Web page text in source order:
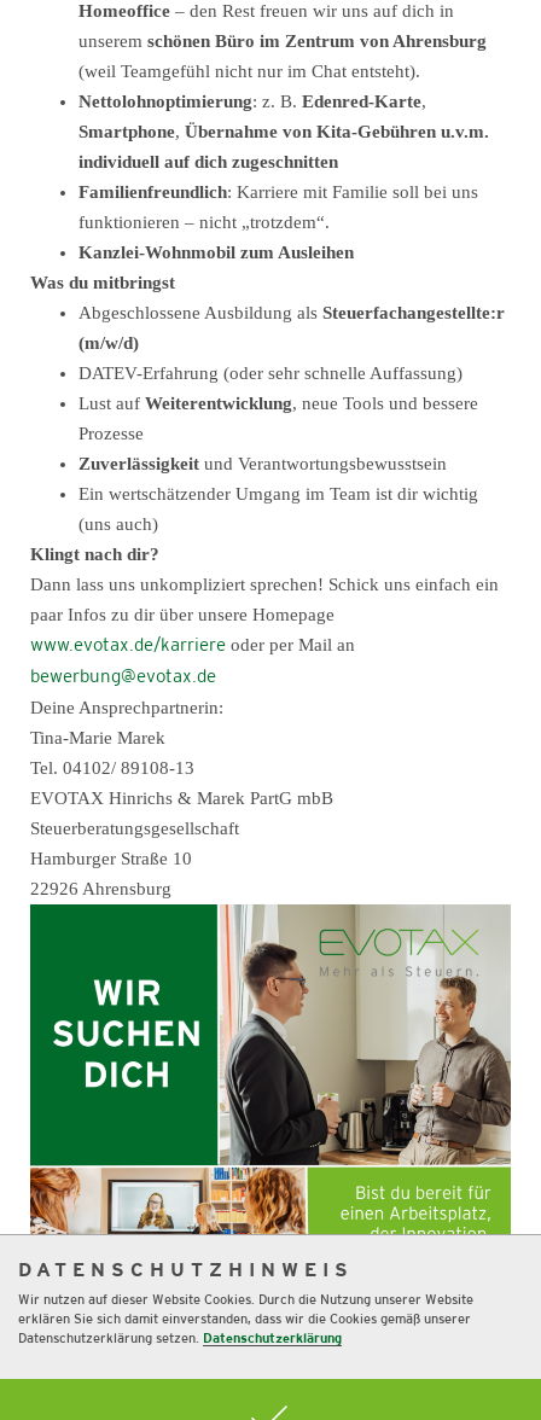
DATENSCHUTZHINWEIS
Wir nutzen auf dieser Website Cookies. Durch die Nutzung unserer Website
erklären Sie sich damit einverstanden, dass wir die Cookies gemäß unserer
Datenschutzerklärung setzen. Datenschutzerklärung
Homeoffice – den Rest freuen wir uns auf dich in
unserem schönen Büro im Zentrum von Ahrensburg
(weil Teamgefühl nicht nur im Chat entsteht).
Nettolohnoptimierung: z. B. Edenred-Karte,
Smartphone, Übernahme von Kita-Gebühren u.v.m.
individuell auf dich zugeschnitten
Familienfreundlich: Karriere mit Familie soll bei uns
funktionieren – nicht „trotzdem“.
Kanzlei-Wohnmobil zum Ausleihen
Was du mitbringst
Abgeschlossene Ausbildung als Steuerfachangestellte:r
(m/w/d)
DATEV-Erfahrung (oder sehr schnelle Auffassung)
Lust auf Weiterentwicklung, neue Tools und bessere
Prozesse
Zuverlässigkeit und Verantwortungsbewusstsein
Ein wertschätzender Umgang im Team ist dir wichtig
(uns auch)
Klingt nach dir?
Dann lass uns unkompliziert sprechen! Schick uns einfach ein
paar Infos zu dir über unsere Homepage
www.evotax.de/karriere oder per Mail an
bewerbung@evotax.de
Deine Ansprechpartnerin:
Tina-Marie Marek
Tel. 04102/ 89108-13
EVOTAX Hinrichs & Marek PartG mbB
Steuerberatungsgesellschaft
Hamburger Straße 10
22926 Ahrensburg